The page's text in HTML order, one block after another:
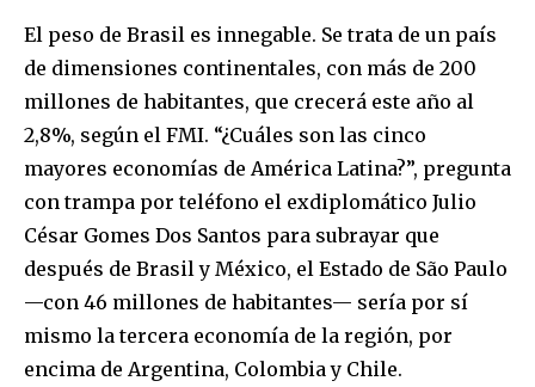
El peso de Brasil es innegable. Se trata de un país
de dimensiones continentales, con más de 200
millones de habitantes, que crecerá este año al
2,8%, según el FMI. “¿Cuáles son las cinco
mayores economías de América Latina?”, pregunta
con trampa por teléfono el exdiplomático Julio
César Gomes Dos Santos para subrayar que
después de Brasil y México, el Estado de São Paulo
—con 46 millones de habitantes— sería por sí
mismo la tercera economía de la región, por
encima de Argentina, Colombia y Chile.